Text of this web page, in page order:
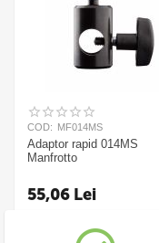
COD: MF014MS
Adaptor rapid 014MS
Manfrotto
55,06 Lei